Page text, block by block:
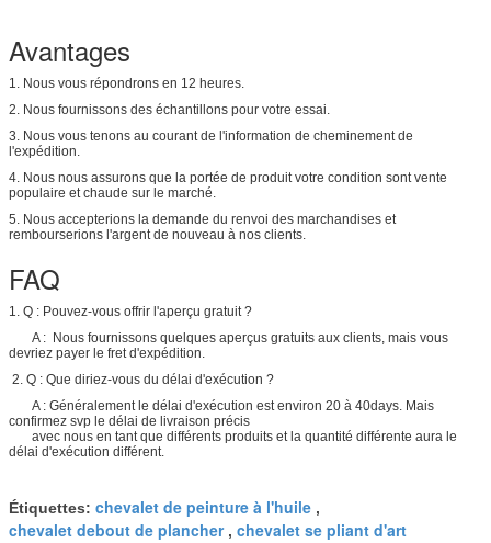
Avantages
1. Nous vous répondrons en 12 heures.
2. Nous fournissons des échantillons pour votre essai.
3. Nous vous tenons au courant de l'information de cheminement de
l'expédition.
4. Nous nous assurons que la portée de produit votre condition sont vente
populaire et chaude sur le marché.
5. Nous accepterions la demande du renvoi des marchandises et
rembourserions l'argent de nouveau à nos clients.
FAQ
1. Q : Pouvez-vous offrir l'aperçu gratuit ?
A : Nous fournissons quelques aperçus gratuits aux clients, mais vous
devriez payer le fret d'expédition.
2. Q : Que diriez-vous du délai d'exécution ?
A : Généralement le délai d'exécution est environ 20 à 40days. Mais
confirmez svp le délai de livraison précis
avec nous en tant que différents produits et la quantité différente aura le
délai d'exécution différent.
Étiquettes: chevalet de peinture à l'huile ,
chevalet debout de plancher, chevalet se pliant d'art